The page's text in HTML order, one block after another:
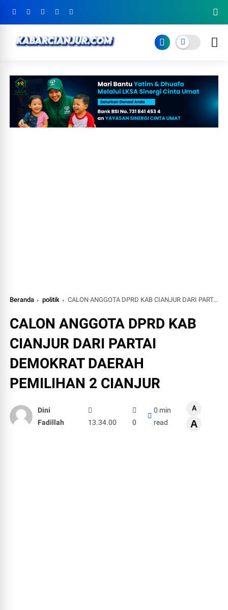
Beranda politik CALON ANGGOTA DPRD KAB CIANJUR DARI PARTAI DEMOKRAT DAERAH PEMILIHAN 2 CIANJUR
CALON ANGGOTA DPRD KAB
CIANJUR DARI PARTAI
DEMOKRAT DAERAH
PEMILIHAN 2 CIANJUR
Dini
Fadillah
13.34.00 0
0 min
read
A
A